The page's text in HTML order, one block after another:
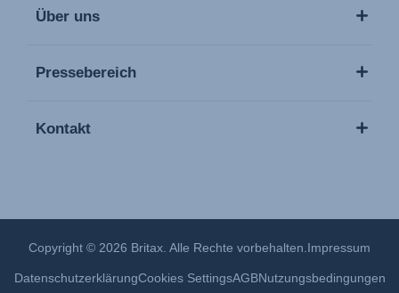
Über uns
Pressebereich
Kontakt
Copyright © 2026 Britax. Alle Rechte vorbehalten. Impressum
DatenschutzerklärungCookies SettingsAGBNutzungsbedingungen